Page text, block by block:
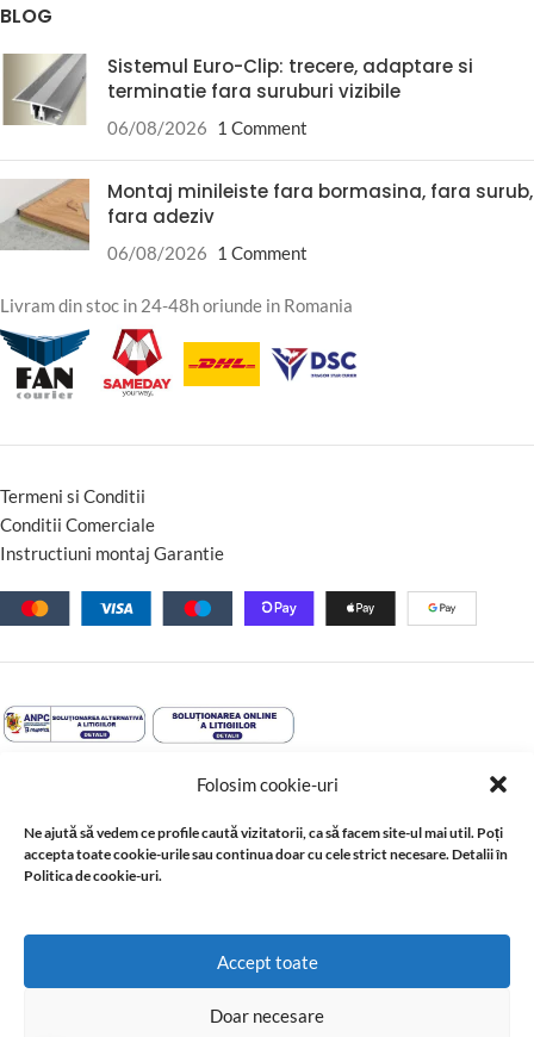
Folosim cookie-uri
Ne ajută să vedem ce profile caută vizitatorii, ca să facem site-ul mai util. Poți
accepta toate cookie-urile sau continua doar cu cele strict necesare. Detalii în
Politica de cookie-uri.
Accept toate
Doar necesare
BLOG
Sistemul Euro-Clip: trecere, adaptare si
terminatie fara suruburi vizibile
06/08/2026 1 Comment
Montaj minileiste fara bormasina, fara surub,
fara adeziv
06/08/2026 1 Comment
Livram din stoc in 24-48h oriunde in Romania
Termeni si Conditii
Conditii Comerciale
Instructiuni montaj Garantie
© 2026 Profil Expert. Toate drepturile rezervate. Conținutul acestui
site, inclusiv textele, fotografiile, grafica, documentația și
ori în baza drepturilor acordate de titularii acestuia. Reproducerea,